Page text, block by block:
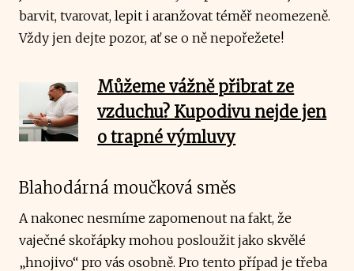
barvit, tvarovat, lepit i aranžovat téměř neomezeně.
Vždy jen dejte pozor, ať se o ně nepořežete!
Můžeme vážně přibrat ze
vzduchu? Kupodivu nejde jen
o trapné výmluvy
Blahodárná moučková směs
A nakonec nesmíme zapomenout na fakt, že
vaječné skořápky mohou posloužit jako skvělé
„hnojivo“ pro vás osobně. Pro tento případ je třeba